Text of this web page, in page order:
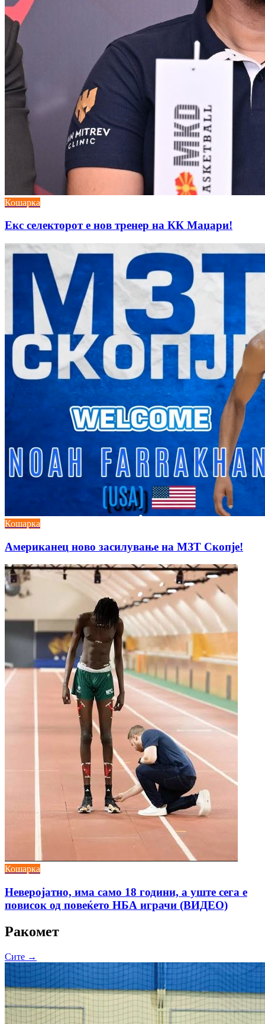
Кошарка
Екс селекторот е нов тренер на КК Маџари!
Кошарка
Американец ново засилување на МЗТ Скопје!
Кошарка
Неверојатно, има само 18 години, а уште сега е
повисок од повеќето НБА играчи (ВИДЕО)
Ракомет
Сите →